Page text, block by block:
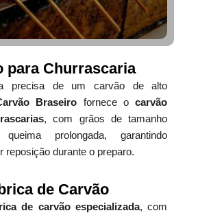
para Churrascaria
precisa de um carvão de alto
Braseiro fornece ocarvão
, com grãos de tamanho
prolongada, garantindo
reposição durante o preparo.
de Carvão
de carvão especializada, com